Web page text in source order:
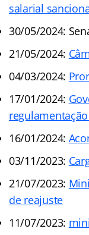
salarial
30/05/2024:
21/05/2024:
04/03/2024:
17/01/2024:
16/01/2024:
03/11/2023:
21/07/2023:
de reajuste
11/07/2023: